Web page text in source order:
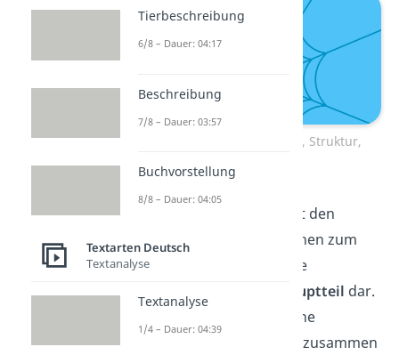
Sachtextanalyse: Inhalt, Struktur,
mit den
wichtigsten Informationen zum
Sachtext stellst du deine
Ergebnisse dazu im
Hauptteil dar.
fasst du deine
Gedanken noch einmal zusammen
Tierbeschreibung
6/8 – Dauer: 04:17
Beschreibung
7/8 – Dauer: 03:57
Buchvorstellung
8/8 – Dauer: 04:05
Textarten Deutsch
Textanalyse
Textanalyse
1/4 – Dauer: 04:39